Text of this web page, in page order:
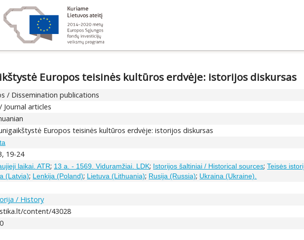
Europos teisinės kultūros erdvėje: istorijos diskursas
/ Dissemination publications
Journal articles
Europos teisinės kultūros erdvėje: istorijos diskursas
19-24
laikai. ATR; 13 a. - 1569. Viduramžiai. LDK; Istorijos šaltiniai / Historical sources;Teisės
(Latvia); Lenkija (Poland); Lietuva (Lithuania); Rusija (Russia); Ukraina (Ukraine).
/ History
content/43028